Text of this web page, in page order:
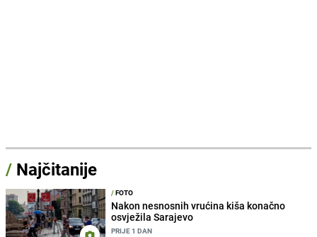
/ Najčitanije
/FOTO
Nakon nesnosnih vrućina kiša konačno
osvježila Sarajevo
PRIJE 1 DAN